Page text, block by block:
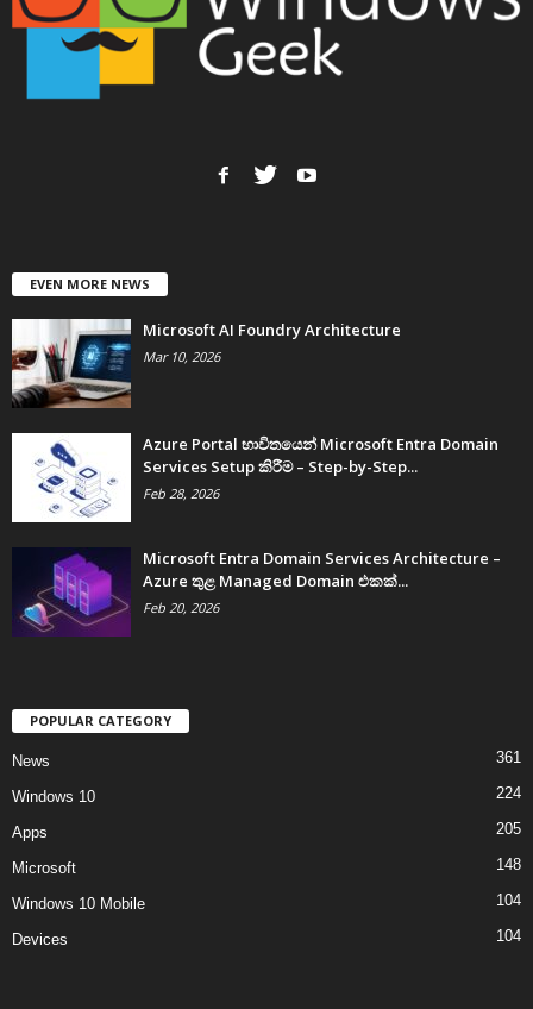
EVEN MORE NEWS
Microsoft AI Foundry Architecture
Mar 10, 2026
Azure Portal භාවිතයෙන් Microsoft Entra Domain
Services Setup කිරීම – Step-by-Step...
Feb 28, 2026
Microsoft Entra Domain Services Architecture –
Azure තුළ Managed Domain එකක්...
Feb 20, 2026
POPULAR CATEGORY
News 361
Windows 10 224
Apps 205
Microsoft 148
Windows 10 Mobile 104
Devices 104